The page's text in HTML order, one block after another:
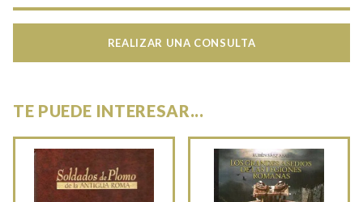
REALIZAR UNA CONSULTA
TE PUEDE INTERESAR...